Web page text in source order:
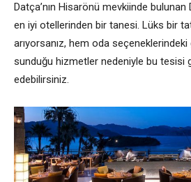
Datça’nın Hisarönü mevkiinde bulunan
en iyi otellerinden bir tanesi. Lüks bir
arıyorsanız, hem oda
sunduğu hizmetler nedeniyle bu tesisi
edebilirsiniz.